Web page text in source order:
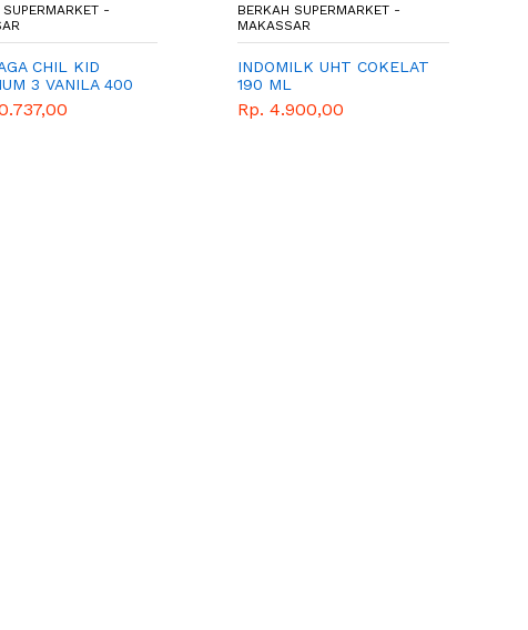
SUPERMARKET -
CHIL KID
3 VANILA 400
BERKAH SUPERMARKET -
MAKASSAR
INDOMILK UHT COKELAT
190 ML
Rp. 4.900,00